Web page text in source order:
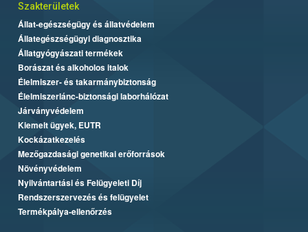
Szakterületek
Állat-egészségügy és állatvédelem
Állategészségügyi diagnosztika
Állatgyógyászati termékek
Borászat és alkoholos italok
Élelmiszer- és takarmánybiztonság
Élelmiszerlánc-biztonsági laborhálózat
Járványvédelem
Kiemelt ügyek, EUTR
Kockázatkezelés
Mezőgazdasági genetikai erőforrások
Növényvédelem
Nyilvántartási és Felügyeleti Díj
Rendszerszervezés és felügyelet
Termékpálya-ellenőrzés